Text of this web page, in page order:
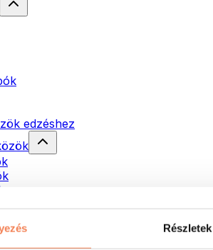
Részletek
edzéshez